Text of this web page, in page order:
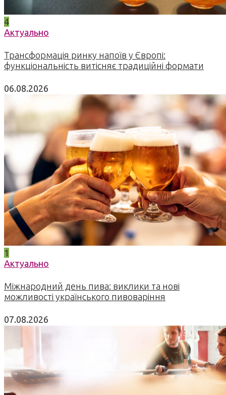
4
Актуально
Трансформація ринку напоїв у Європі:
функціональність витісняє традиційні формати
06.08.2026
1
Актуально
Міжнародний день пива: виклики та нові
можливості українського пивоваріння
07.08.2026